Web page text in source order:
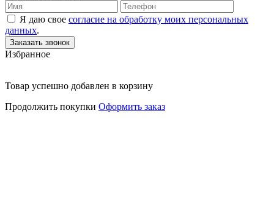
Я даю свое согласие на обработку моих персональных
данных.
Избранное
Товар успешно добавлен в корзину
Продолжить покупки Оформить заказ